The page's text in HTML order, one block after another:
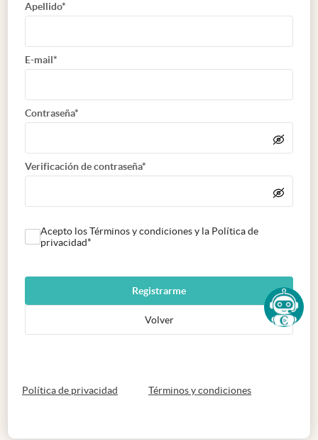
Apellido*
E-mail*
Contraseña*
Verificación de contraseña*
Acepto los Términos y condiciones y la Política de
privacidad*
Registrarme
Volver
Política de privacidad abre en nueva pestaña
Términos y condicionesabre en nueva